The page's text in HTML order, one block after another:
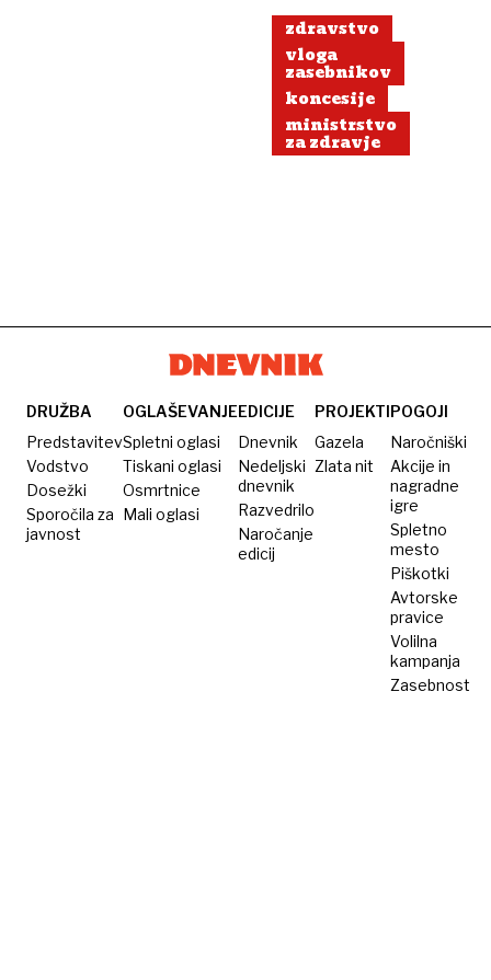
zdravstvo
vloga
zasebnikov
koncesije
ministrstvo
za zdravje
DRUŽBA
Predstavitev
Vodstvo
Dosežki
Sporočila za
javnost
OGLAŠEVANJE
Spletni oglasi
Tiskani oglasi
Osmrtnice
Mali oglasi
EDICIJE
Dnevnik
Nedeljski
dnevnik
Razvedrilo
Naročanje
edicij
PROJEKTI
Gazela
Zlata nit
POGOJI
Naročniški
Akcije in
nagradne
igre
Spletno
mesto
Piškotki
Avtorske
pravice
Volilna
kampanja
Zasebnost